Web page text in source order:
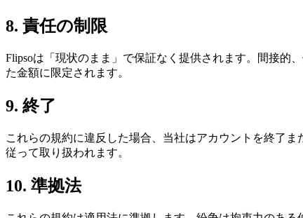
8. 責任の制限
Flipsoは「現状のまま」で保証なく提供されます。間接的
た金額に限定されます。
9. 終了
これらの規約に違反した場合、当社はアカウントを終了
従って取り扱われます。
10. 準拠法